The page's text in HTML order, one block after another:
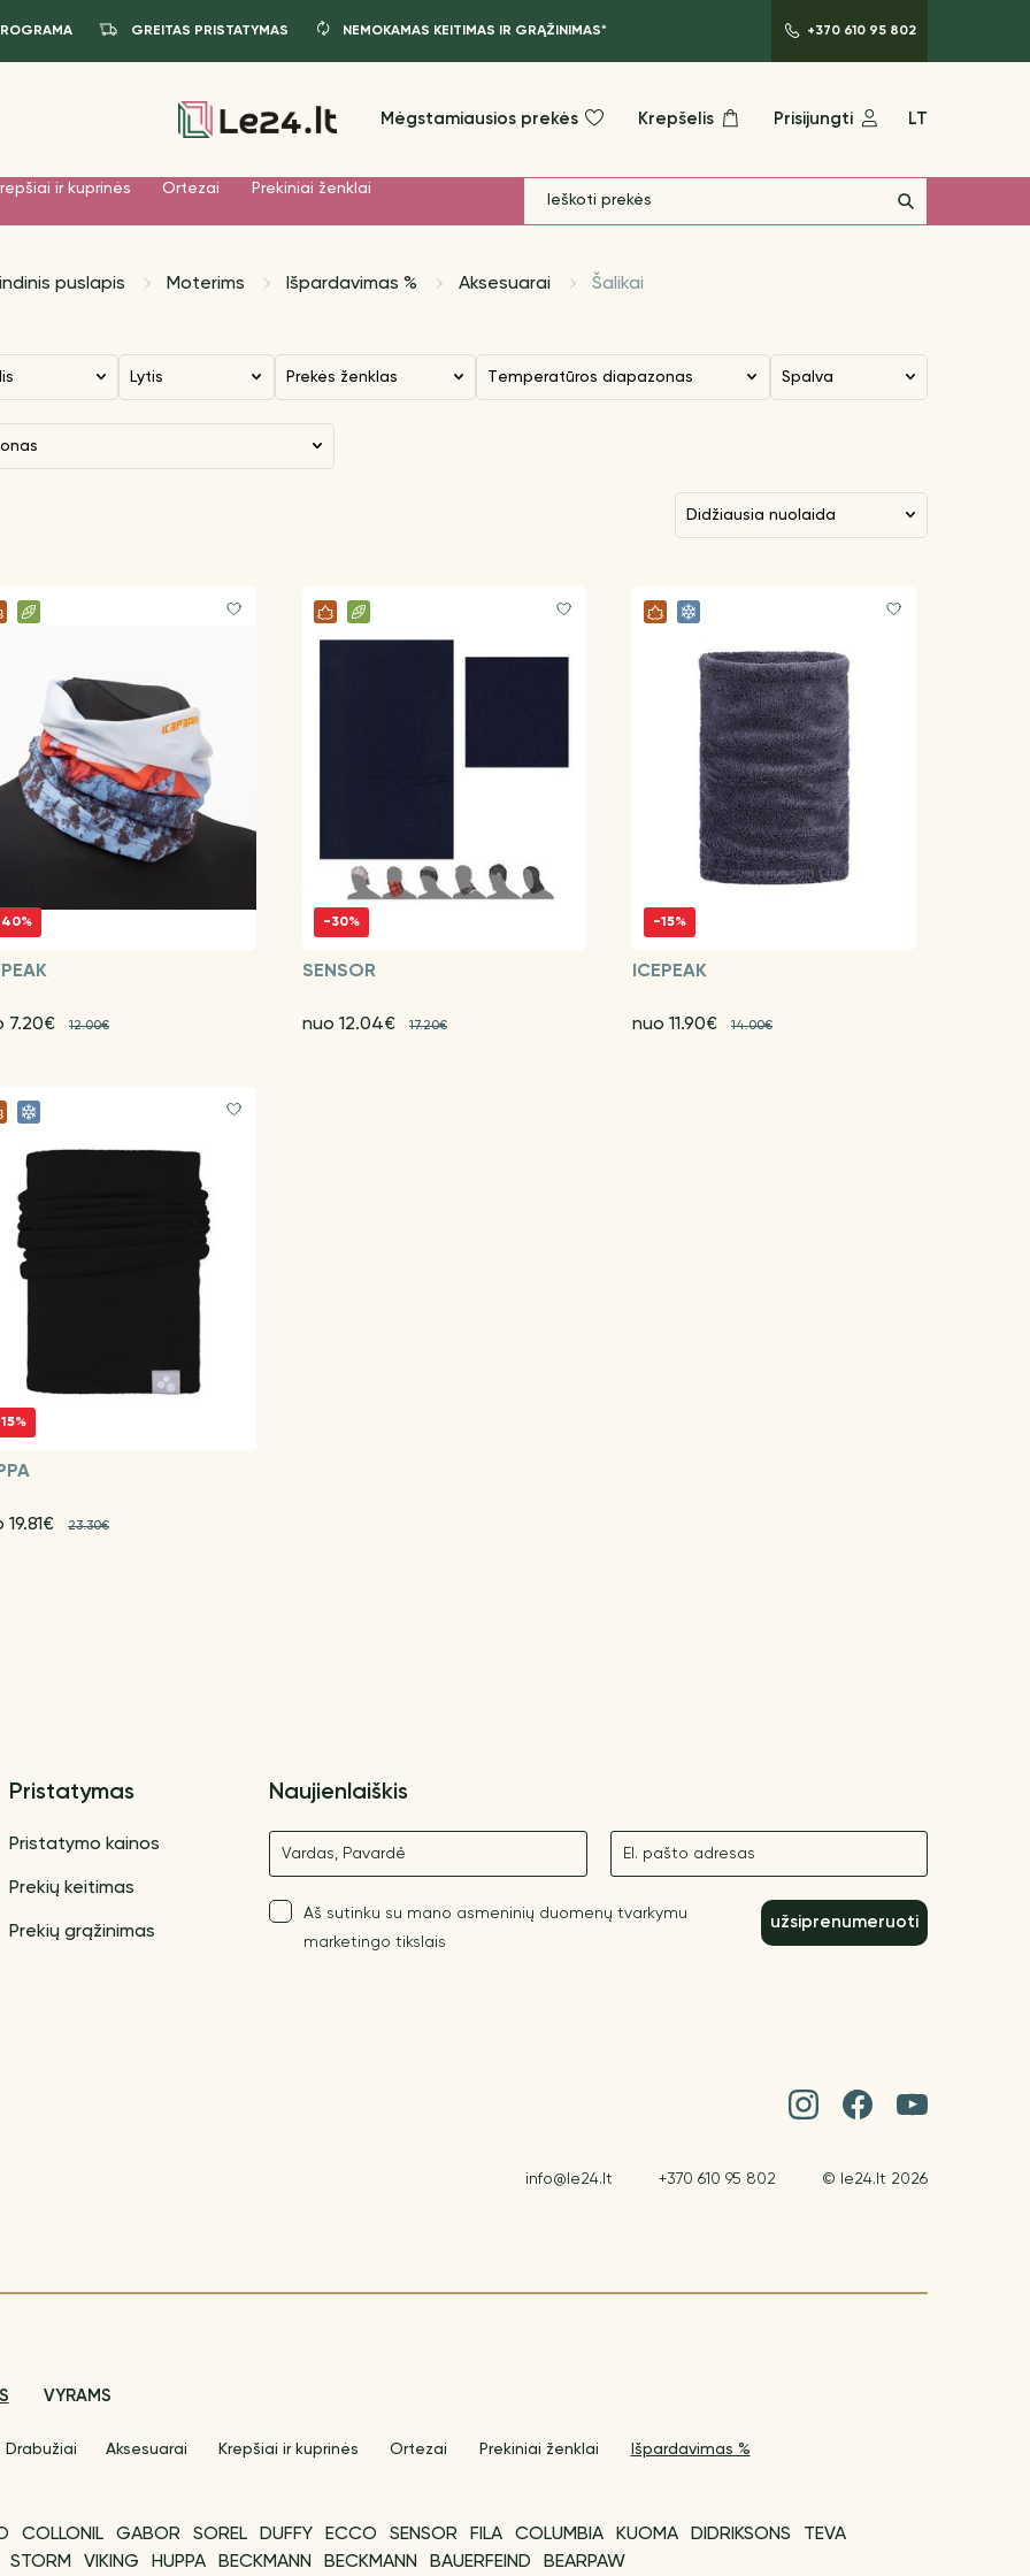
GREITAS PRISTATYMAS NEMOKAMAS KEITIMAS IR GRĄŽINIMAS* +370 610 95 802
Mėgstamiausios prekės Krepšelis Prisijungti LT
ir kuprinės Ortezai
Prekiniai ženklai
puslapis Moterims Išpardavimas % Aksesuarai Šalikai
Lytis Prekės ženklas Temperatūros diapazonas Spalva
didžiausia nuolaida
7.20€ 12.00€
-30%
SENSOR
nuo 12.04€ 17.20€
-15%
ICEPEAK
nuo 11.90€ 14.00€
19.81€ 23.30€
Pristatymas
Pristatymo kainos
Prekių keitimas
Prekių grąžinimas
Naujienlaiškis
Vardas El. paštas
Aš sutinku su mano asmeninių duomenų tvarkymu
marketingo tikslais
užsiprenumeruoti
info@le24.lt +370 610 95 802 © le24.lt 2026
VYRAMS
Drabužiai Aksesuarai Krepšiai ir kuprinės Ortezai Prekiniai ženklai Išpardavimas %
COLLONIL GABOR SOREL DUFFY ECCO SENSOR FILA COLUMBIA KUOMA DIDRIKSONS
TEVA
STORM VIKING HUPPA BECKMANN BECKMANN BAUERFEIND BEARPAW